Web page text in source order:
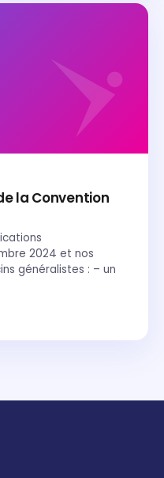
la Convention
2024 et nos
généralistes : – un